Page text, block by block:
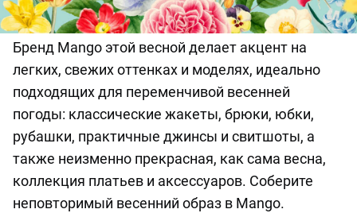
Бренд Mango этой весной делает акцент на
легких, свежих оттенках и моделях, идеально
подходящих для переменчивой весенней
погоды: классические жакеты, брюки, юбки,
рубашки, практичные джинсы и свитшоты, а
также неизменно прекрасная, как сама весна,
коллекция платьев и аксессуаров. Соберите
неповторимый весенний образ в Mango.